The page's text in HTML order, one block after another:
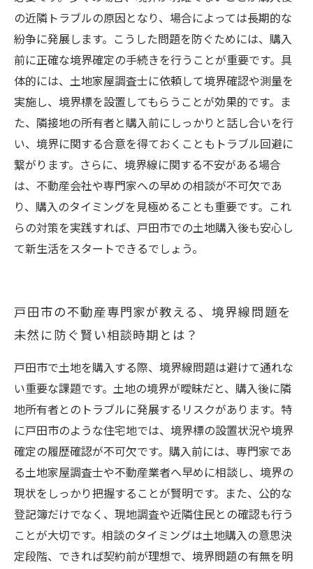
の近隣トラブルの原因となり、場合によっては長期的な
紛争に発展します。こうした問題を防ぐためには、購入
前に正確な境界確定の手続きを行うことが重要です。具
体的には、土地家屋調査士に依頼して境界確認や測量を
実施し、境界標を設置してもらうことが効果的です。ま
た、隣接地の所有者と購入前にしっかりと話し合いを行
い、境界に関する合意を得ておくこともトラブル回避に
繋がります。さらに、境界線に関する不安がある場合
は、不動産会社や専門家への早めの相談が不可欠であ
り、購入のタイミングを見極めることも重要です。これ
らの対策を実践すれば、戸田市での土地購入後も安心し
て新生活をスタートできるでしょう。
戸田市の不動産専門家が教える、境界線問題を
未然に防ぐ賢い相談時期とは？
戸田市で土地を購入する際、境界線問題は避けて通れな
い重要な課題です。土地の境界が曖昧だと、購入後に隣
地所有者とのトラブルに発展するリスクがあります。特
に戸田市のような住宅地では、境界標の設置状況や境界
確定の履歴確認が不可欠です。購入前には、専門家であ
る土地家屋調査士や不動産業者へ早めに相談し、境界の
現状をしっかり把握することが賢明です。また、公的な
登記簿だけでなく、現地調査や近隣住民との確認も行う
ことが大切です。相談のタイミングは土地購入の意思決
定段階、できれば契約前が理想で、境界問題の有無を明